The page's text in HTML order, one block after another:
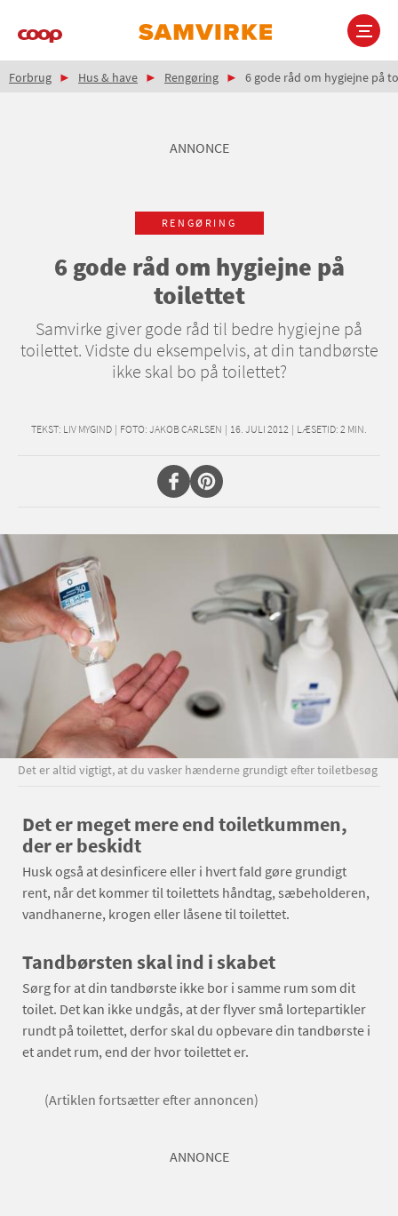
Main
Brødkrumme
Forbrug Hus & have Rengøring 6 gode råd om hygiejne på
ANNONCE
RENGØRING
6 gode råd om hygiejne på
toilettet
Samvirke giver gode råd til bedre hygiejne på
toilettet. Vidste du eksempelvis, at din tandbørste
ikke skal bo på toilettet?
TEKST: LIV MYGIND | FOTO: JAKOB CARLSEN | 16. JULI 2012 | LÆSETID: 2 MIN.
Det er altid vigtigt, at du vasker hænderne grundigt efter toiletbesøg
Det er meget mere end toiletkummen,
der er beskidt
Husk også at desinficere eller i hvert fald gøre grundigt
rent, når det kommer til toilettets håndtag, sæbeholderen,
vandhanerne, krogen eller låsene til toilettet.
Tandbørsten skal ind i skabet
Sørg for at din tandbørste ikke bor i samme rum som dit
toilet. Det kan ikke undgås, at der flyver små lortepartikler
rundt på toilettet, derfor skal du opbevare din tandbørste i
et andet rum, end der hvor toilettet er.
(Artiklen fortsætter efter annoncen)
ANNONCE